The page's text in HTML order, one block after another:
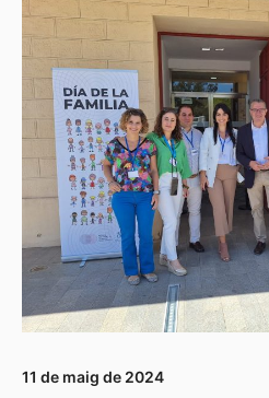
11 de maig de 2024